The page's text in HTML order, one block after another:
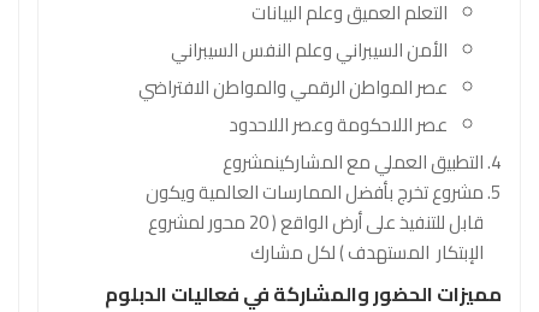
التعلم العميق وعلم البيانات
الأمن السيبراني وعلم النفس السيبراني
عصر المواطن الرقمي والمواطن الافتراضي
عصر اللاحكومة وعصر اللاحدود
التطبيق العملي مع المشاركينمشروع
مشروع تخرج بأفضل الممارسات العالمية ويكون
قابل للتنفيذ على أرض الواقع ( 20 محور لمشروع
الإبتكار المستهدف ) لكل مشارك
مميزات الحضور والمشاركة في فعاليات الدبلوم